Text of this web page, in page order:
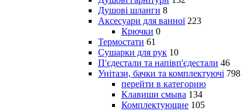
Душові шланги 8
Аксесуари для ванної 223
Крючки 0
Термостати 61
Сушарки для рук 10
П'єдестали та напівп'єдестали 46
Унітази, бачки та комплектуючі 798
перейти в категорию
Клавиши смыва 134
Комплектующие 105